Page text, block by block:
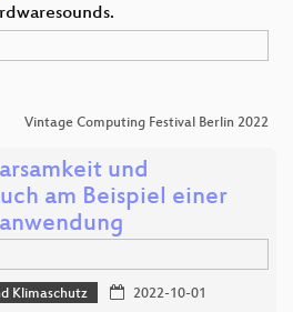
Vintage Computing Festival Berlin 2022
und
am Beispiel einer
Klimaschutz
2022-10-01